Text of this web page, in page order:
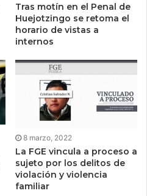
Tras motín en el Penal de
Huejotzingo se retoma el
horario de vistas a
internos
8 marzo, 2022
La FGE vincula a proceso a
sujeto por los delitos de
violación y violencia
familiar